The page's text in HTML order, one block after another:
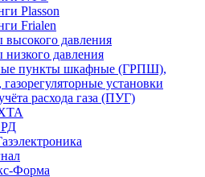
Plasson
Frialen
давления
давления
пункты шкафные (ГРПШ),
установки
расхода газа (ПУГ)
Форма